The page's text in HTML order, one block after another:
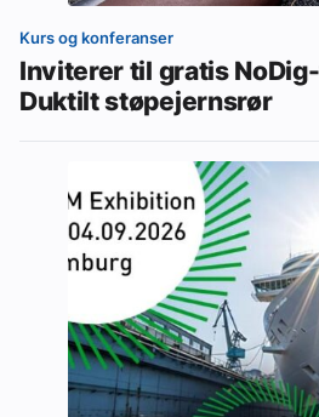
Kurs og konferanser
Inviterer til gratis
Duktilt støpejernsrør